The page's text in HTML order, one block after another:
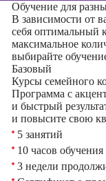
Обучение для
В зависимости от
себя оптимальный
максимальное
выбирайте
Базовый
Курсы семейного
Программа с
и быстрый
и повысите свою
5 занятий
10 часов обучения
3 недели